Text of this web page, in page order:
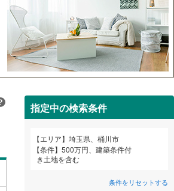
指定中の検索条件
エリア
埼玉県、桶川市
条件
500万円、建築条件付
き土地を含む
条件をリセットする
和歌山
鹿児島 沖縄
川口市
)
所沢市(2)
本庄市(1)
深谷市(1)
入間市(2)
つくばエクスプレス(0)
東武野田線(0)
西武池袋線(0)
西武狭山線(0)
小学校まで1km以内（0）